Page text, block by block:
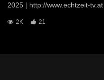
2025 | http://www.echtzeit-
2K 21